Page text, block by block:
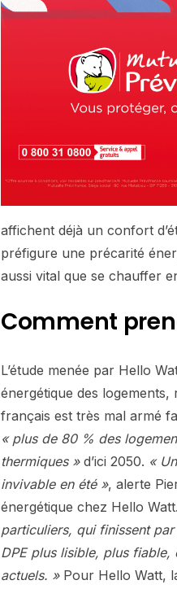
affichent déjà un confort
préfigure une précarité
aussi vital que se chauffer
Comment
L’étude menée par Hello
énergétique des
français est très mal armé
« plus de 80 % des
thermiques »d’ici 2050. «
invivable en été », alerte
énergétique chez Hello Watt.
particuliers, qui finissent
DPE plus lisible, plus
actuels. »Pour Hello Watt,